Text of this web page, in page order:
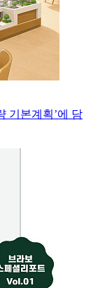
기본계획’에 담